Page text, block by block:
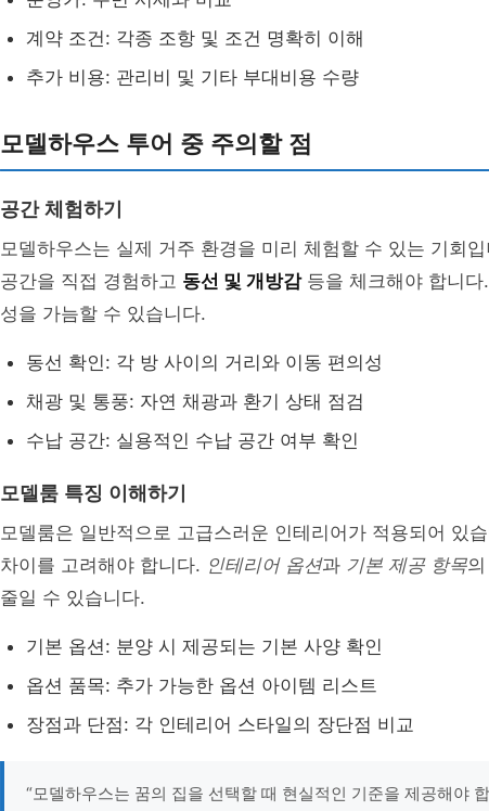
계약 조건: 각종 조항 및 조건 명확히 이해
추가 비용: 관리비 및 기타 부대비용 수량
모델하우스 투어 중 주의할 점
공간 체험하기
모델하우스는 실제 거주 환경을 미리 체험할 수 있는 기회
공간을 직접 경험하고 동선 및 개방감등을 체크해야 합니다
성을 가늠할 수 있습니다.
동선 확인: 각 방 사이의 거리와 이동 편의성
채광 및 통풍: 자연 채광과 환기 상태 점검
수납 공간: 실용적인 수납 공간 여부 확인
모델룸 특징 이해하기
모델룸은 일반적으로 고급스러운 인테리어가 적용되어 있
차이를 고려해야 합니다. 인테리어 옵션과 기본 제공 항목
줄일 수 있습니다.
기본 옵션: 분양 시 제공되는 기본 사양 확인
옵션 품목: 추가 가능한 옵션 아이템 리스트
장점과 단점: 각 인테리어 스타일의 장단점 비교
“모델하우스는 꿈의 집을 선택할 때 현실적인 기준을 제공해야